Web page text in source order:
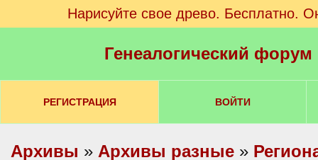
Нарисуйте свое древо. Бесплатно.
Генеалогический
РЕГИСТРАЦИЯ ВОЙТИ
Архивы » Архивы разные »